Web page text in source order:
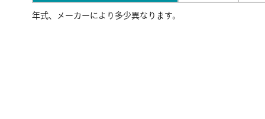
年式、メーカーにより多少異なります。